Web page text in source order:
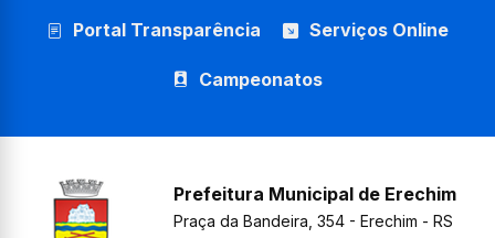
Portal Transparência Serviços Online
Campeonatos
Prefeitura Municipal de Erechim
Praça da Bandeira, 354 - Erechim - RS